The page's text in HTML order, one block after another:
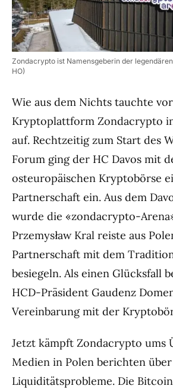
Zondacrypto ist Namensgeberin der
HO)
Wie aus dem Nichts tauchte
Kryptoplattform Zondacrypto
auf. Rechtzeitig zum Start des
Forum ging der HC Davos mit
osteuropäischen Kryptobörse
Partnerschaft ein. Aus dem
wurde die «zondacrypto-
Przemysław Kral reiste aus
Partnerschaft mit dem
besiegeln. Als einen Glücksfall
HCD-Präsident Gaudenz
Vereinbarung mit der
Jetzt kämpft Zondacrypto ums
Medien in Polen berichten über
Liquiditätsprobleme. Die